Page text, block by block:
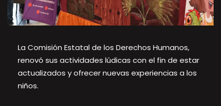
La Comisión Estatal de los Derechos Humanos,
renovó sus actividades lúdicas con el fin de estar
actualizados y ofrecer nuevas experiencias a los
niños.